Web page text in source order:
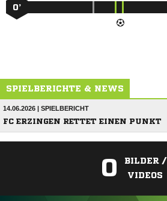
0’
SPIELBERICHTE & NEWS
14.06.2026 | SPIELBERICHT
FC ERZINGEN RETTET EINEN PUNKT
0
BILDER /
VIDEOS